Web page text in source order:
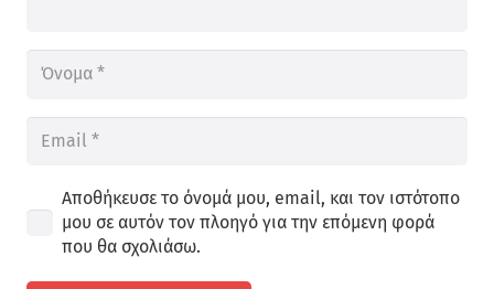
Αποθήκευσε το όνομά μου, email, και τον ιστότοπο
μου σε αυτόν τον πλοηγό για την επόμενη φορά
που θα σχολιάσω.